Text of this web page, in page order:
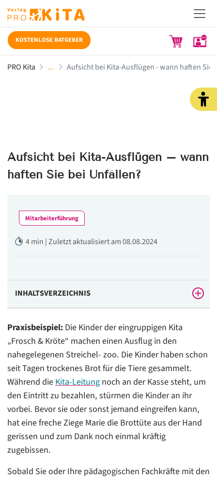
KOSTENLOSE RATGEBER
PRO Kita Aufsicht bei Kita-Ausflügen - wann haften Sie
Aufsicht bei Kita-Ausflügen – wann
haften Sie bei Unfällen?
Mitarbeiterführung
4 min | Zuletzt aktualisiert am 08.08.2024
INHALTSVERZEICHNIS
aus
Darauf sollten Sie bei der Planung des Ausflugsziels
achten
Muster-Einwilligungserklärung zu einem Kita-Ausflug
Genug Betreuungskräfte bei Kita-Ausflügen
Praxisbeispiel:Die Kinder der eingruppigen Kita
„Frosch & Kröte“ machen einen Ausflug in den
nahegelegenen Streichel- zoo. Die Kinder haben schon
seit Tagen trockenes Brot für die Tiere gesammelt.
Während dieKita-Leitungnoch an der Kasse steht, um
den Eintritt zu bezahlen, stürmen die Kinder an ihr
vorbei. Bevor sie oder sonst jemand eingreifen kann,
hat eine freche Ziege Marie die Brottüte aus der Hand
gerissen und zum Dank noch einmal kräftig
zugebissen.
Sobald Sie oder Ihre pädagogischen Fachkräfte mit den